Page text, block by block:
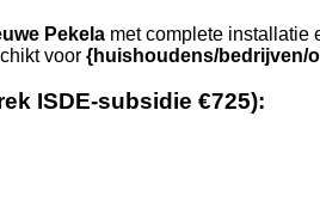
Pekela met complete installatie
voor {huishoudens/bedrijven/
ISDE-subsidie €725):